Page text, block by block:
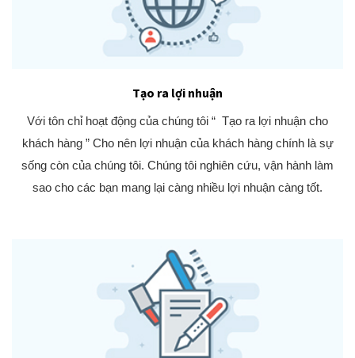
Tạo ra lợi nhuận
Với tôn chỉ hoạt động của chúng tôi “ Tạo ra lợi nhuận cho
khách hàng ” Cho nên lợi nhuận của khách hàng chính là sự
sống còn của chúng tôi. Chúng tôi nghiên cứu, vận hành làm
sao cho các bạn mang lại càng nhiều lợi nhuận càng tốt.